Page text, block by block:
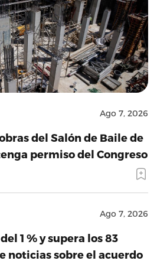
Ago 7, 2026
del Salón de Baile de
permiso del Congreso
Ago 7, 2026
1 % y supera los 83
noticias sobre el acuerdo